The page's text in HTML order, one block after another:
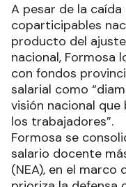
A pesar de la
coparticipables
producto del
nacional, Formosa
con fondos
salarial como
visión nacional que
los trabajadores”.
Formosa se
salario docente
(NEA), en el